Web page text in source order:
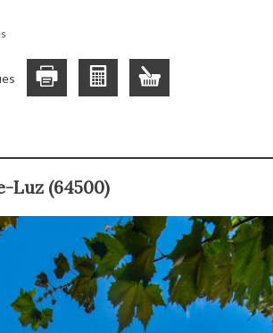
Luz (64500)